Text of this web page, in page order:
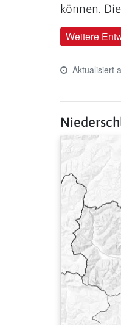
können.
Weitere
Last update
Aktualisiert